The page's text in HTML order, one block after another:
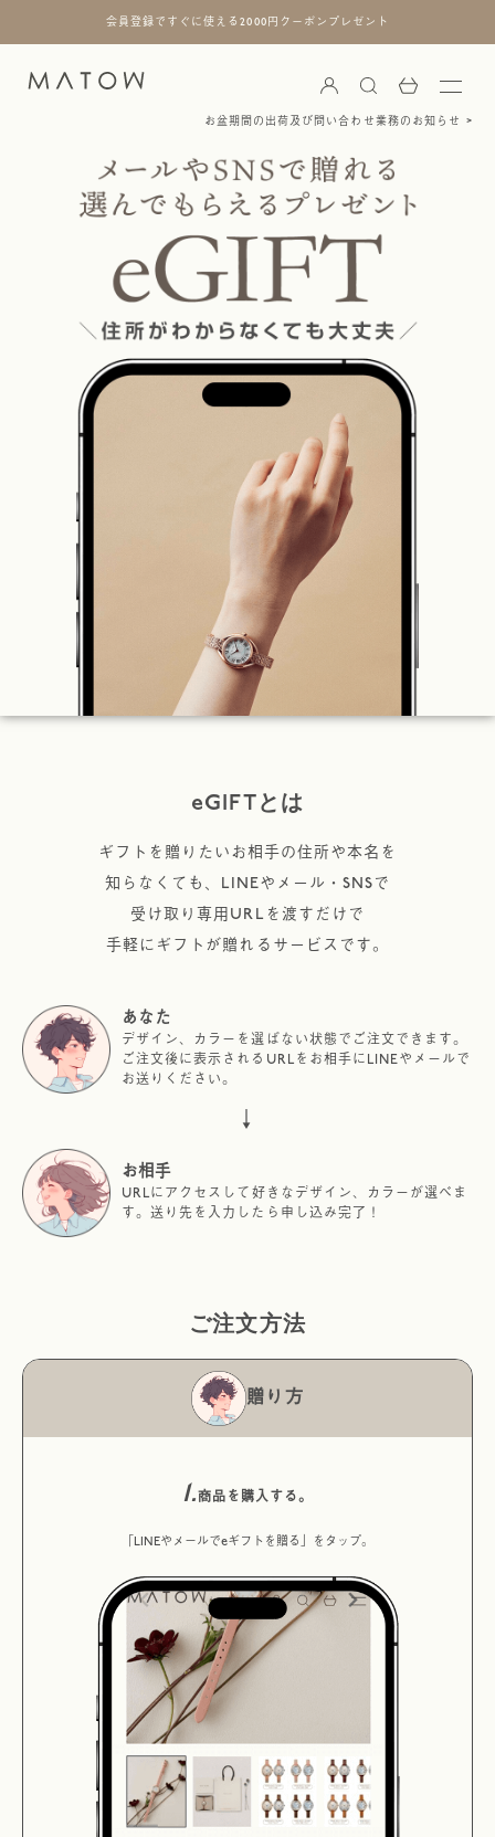
会員登録ですぐに使える2000円クーポンプレゼント
お盆期間の出荷及び問い合わせ業務のお知らせ
eGIFTとは
ギフトを贈りたいお相手の住所や本名を
知らなくても、LINEやメール・SNSで
受け取り専用URLを渡すだけで
手軽にギフトが贈れるサービスです。
あなた
デザイン、カラーを選ばない状態でご注文できます。
ご注文後に表示されるURLをお相手にLINEやメールで
お送りください。
↓
お相手
URLにアクセスして好きなデザイン、カラーが選べま
す。送り先を入力したら申し込み完了！
ご注文方法
贈り方
1. 商品を購入する。
「LINEやメールでeギフトを贈る」をタップ。